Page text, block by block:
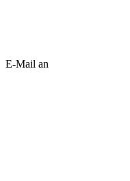
E-Mail an